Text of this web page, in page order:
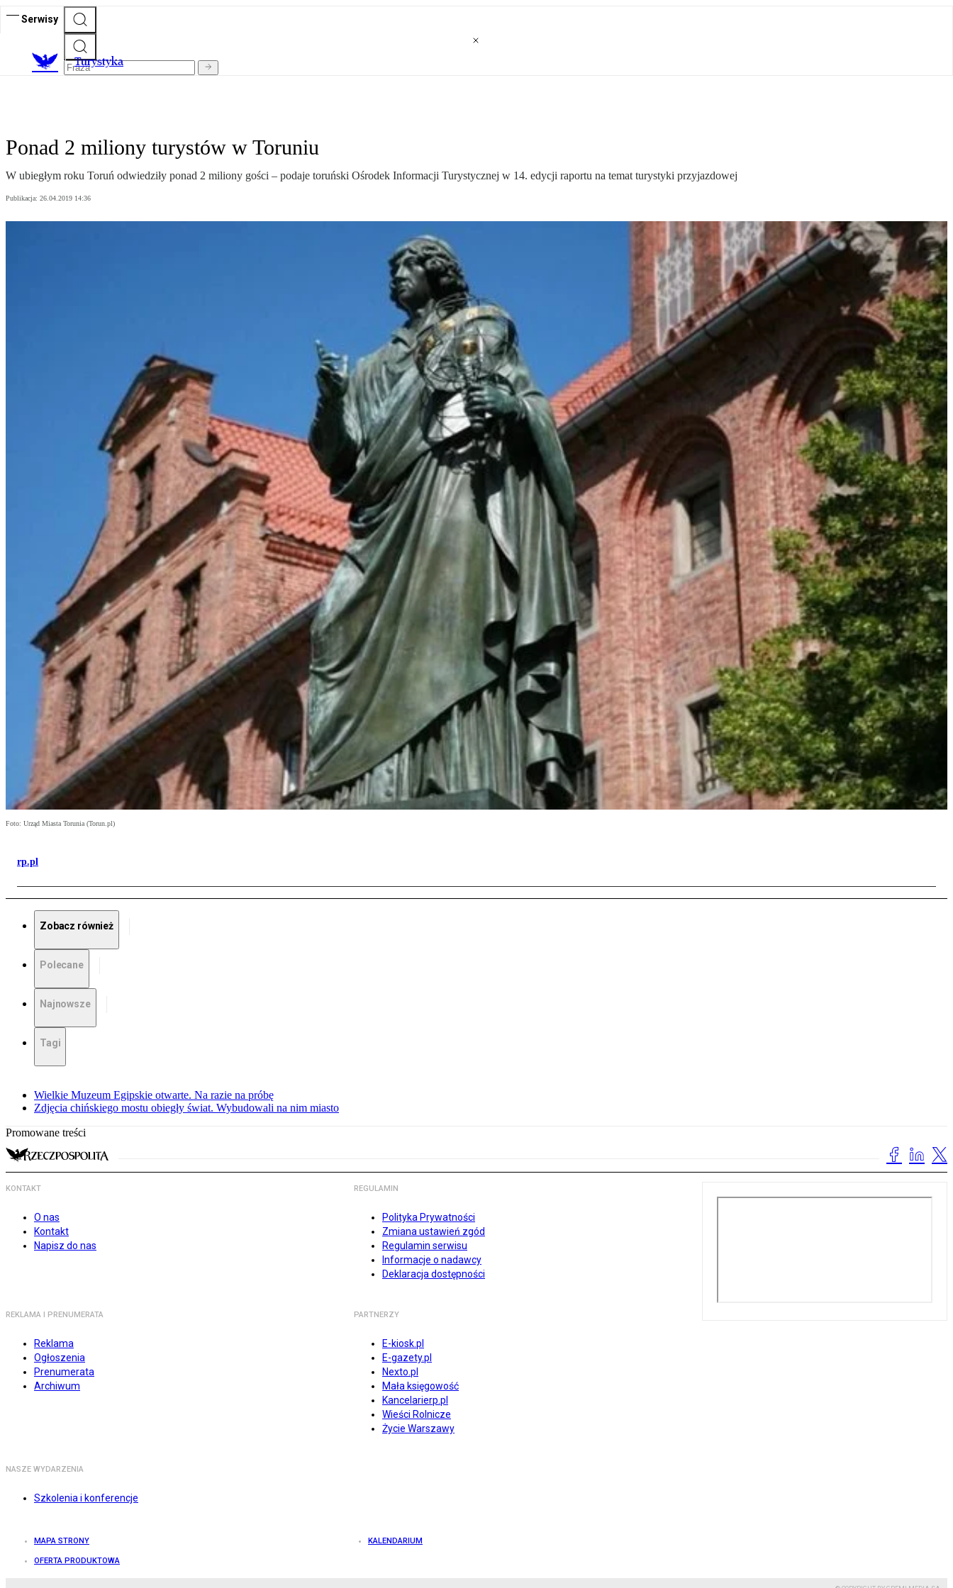
Serwisy
Turystyka
Ponad 2 miliony turystów w Toruniu
W ubiegłym roku Toruń odwiedziły ponad 2 miliony gości – podaje toruński Ośrodek Informacji Turystycznej w 14. edycji raportu na temat turystyki przyjazdowej
Publikacja: 26.04.2019 14:36
Foto: Urząd Miasta Torunia (Torun.pl)
rp.pl
Zobacz również
Polecane
Najnowsze
Tagi
Wielkie Muzeum Egipskie otwarte. Na razie na próbę
Zdjęcia chińskiego mostu obiegły świat. Wybudowali na nim miasto
Promowane treści
KONTAKT
O nas
Kontakt
Napisz do nas
REGULAMIN
Polityka Prywatności
Zmiana ustawień zgód
Regulamin serwisu
Informacje o nadawcy
Deklaracja dostępności
REKLAMA I PRENUMERATA
Reklama
Ogłoszenia
Prenumerata
Archiwum
PARTNERZY
E-kiosk.pl
E-gazety.pl
Nexto.pl
Mała księgowość
Kancelarierp.pl
Wieści Rolnicze
Życie Warszawy
NASZE WYDARZENIA
Szkolenia i konferencje
MAPA STRONY KALENDARIUM
OFERTA PRODUKTOWA